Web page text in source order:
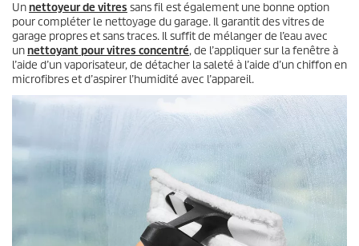
Unnettoyeur de vitres sans fil est également une bonne option
pour compléter le nettoyage du garage. Il garantit des vitres de
garage propres et sans traces. Il suffit de mélanger de l’eau avec
unnettoyant pour vitres concentré, de l’appliquer sur la fenêtre à
l’aide d’un vaporisateur, de détacher la saleté à l’aide d’un chiffon en
microfibres et d’aspirer l’humidité avec l’appareil.